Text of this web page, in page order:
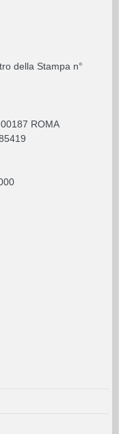
della Stampa n°
ROMA